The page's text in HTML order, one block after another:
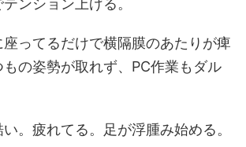
ンション上げる。
ってるだけで横隔膜のあたりが痺
の姿勢が取れず、PC作業もダル
。疲れてる。足が浮腫み始める。